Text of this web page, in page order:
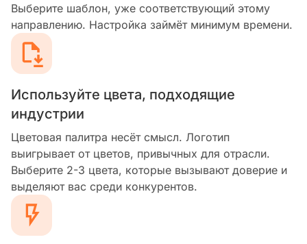
Выберите шаблон, уже соответствующий этому
направлению. Настройка займёт минимум времени.
Используйте цвета, подходящие
индустрии
Цветовая палитра несёт смысл. Логотип
выигрывает от цветов, привычных для отрасли.
Выберите 2-3 цвета, которые вызывают доверие и
выделяют вас среди конкурентов.